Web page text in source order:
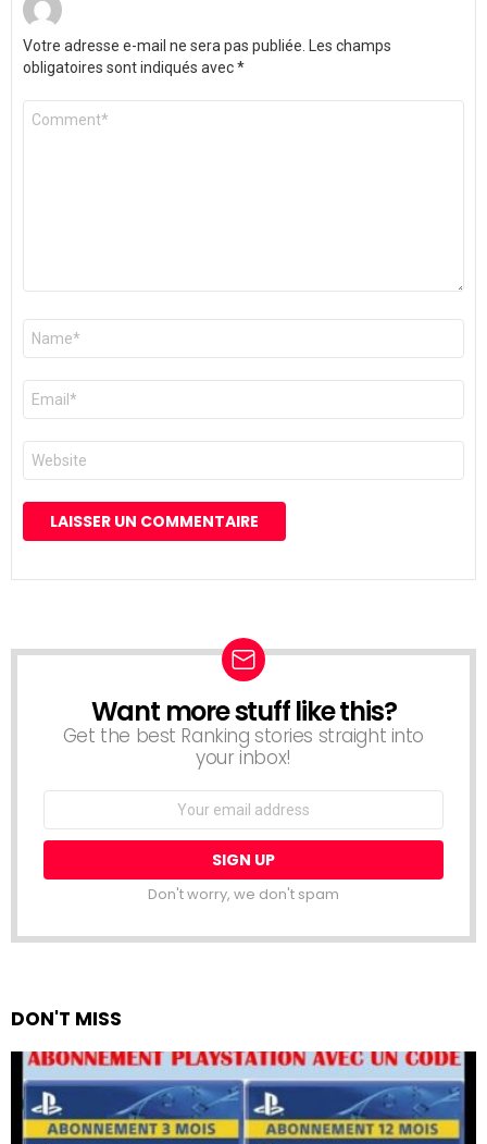
Votre adresse e-mail ne sera pas publiée. Les champs
obligatoires sont indiqués avec*
Commentaire
Nom
E-
mail
*
Site
web
NEWSLETTER
Want more stuff like this?
Get the best Ranking stories straight into
your inbox!
Don't worry, we don't spam
DON'T MISS